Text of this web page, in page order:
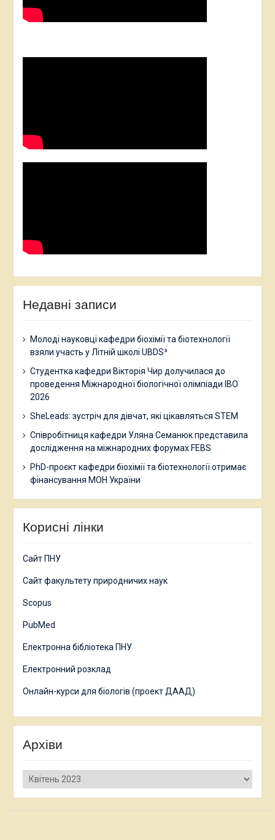
Недавні записи
Молоді науковці кафедри біохімії та біотехнології
взяли участь у Літній школі UBDS³
Студентка кафедри Вікторія Чир долучилася до
проведення Міжнародної біологічної олімпіади IBO
2026
SheLeads: зустріч для дівчат, які цікавляться STEM
Співробітниця кафедри Уляна Семанюк представила
дослідження на міжнародних форумах FEBS
PhD-проєкт кафедри біохімії та біотехнології отримає
фінансування МОН України
Корисні лінки
Сайт ПНУ
Сайт факультету природничих наук
Scopus
PubMed
Електронна бібліотека ПНУ
Електронний розклад
Онлайн-курси для біологів (проект ДААД)
Архіви
Архіви